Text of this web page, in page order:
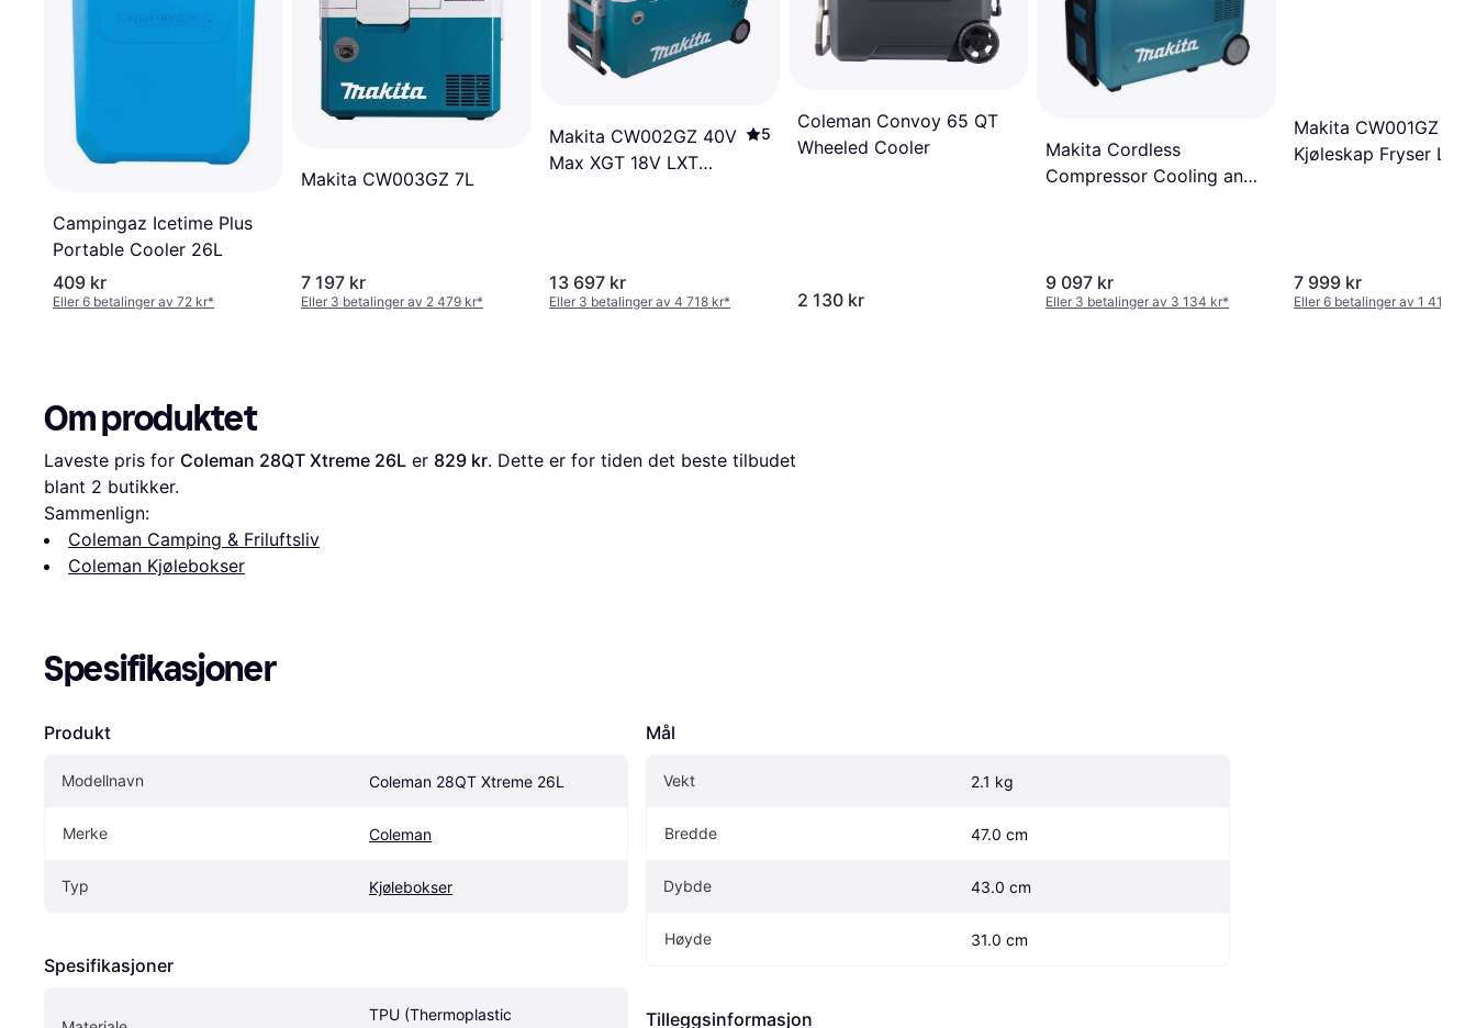
Campingaz Icetime Plus
Portable Cooler 26L
409 kr
Eller 6 betalinger av 72 kr*
Makita CW003GZ 7L
7 197 kr
Eller 3 betalinger av 2 479 kr*
Makita CW002GZ 40V
Max XGT 18V LXT
5
13 697 kr
Eller 3 betalinger av 4 718 kr*
Coleman Convoy 65 QT
Wheeled Cooler
2 130 kr
Makita Cordless
Compressor Cooling and
9 097 kr
Eller 3 betalinger av 3 134 kr*
Makita CW001GZ
Kjøleskap Fryser LXT
7 999 kr
Eller 6 betalinger av 1 412 kr
Om produktet
Laveste pris for Coleman 28QT Xtreme 26L er 829 kr. Dette er for tiden det beste tilbudet
blant 2 butikker.
Sammenlign:
Coleman Camping & Friluftsliv
Coleman Kjølebokser
Spesifikasjoner
Produkt
Modellnavn Coleman 28QT Xtreme 26L
Merke Coleman
Typ Kjølebokser
Spesifikasjoner
TPU (Thermoplastic
Mål
Vekt 2.1 kg
Bredde 47.0 cm
Dybde 43.0 cm
Høyde 31.0 cm
Tilleggsinformasjon